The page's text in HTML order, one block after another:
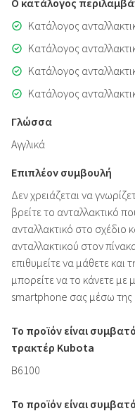
Ο κατάλογος
Κατάλογος
Κατάλογος
Κατάλογος
Κατάλογος
Γλώσσα
Αγγλικά
Επιπλέον συμβουλή
Δεν χρειάζεται να
βρείτε το ανταλλακτικό
ανταλλακτικό στο σχέδιο
ανταλλακτικού στον
επιθυμείτε να μάθετε και
μπορείτε να το κάνετε
smartphone σας μέσω της
Το προϊόν είναι
τρακτέρ Kubota
B6100
Το προϊόν είναι